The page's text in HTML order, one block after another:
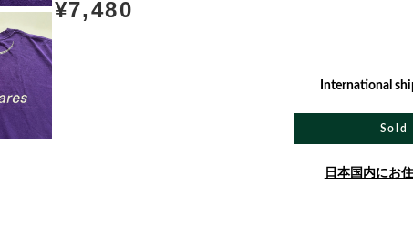
¥7,480
International
Sold
日本国内にお